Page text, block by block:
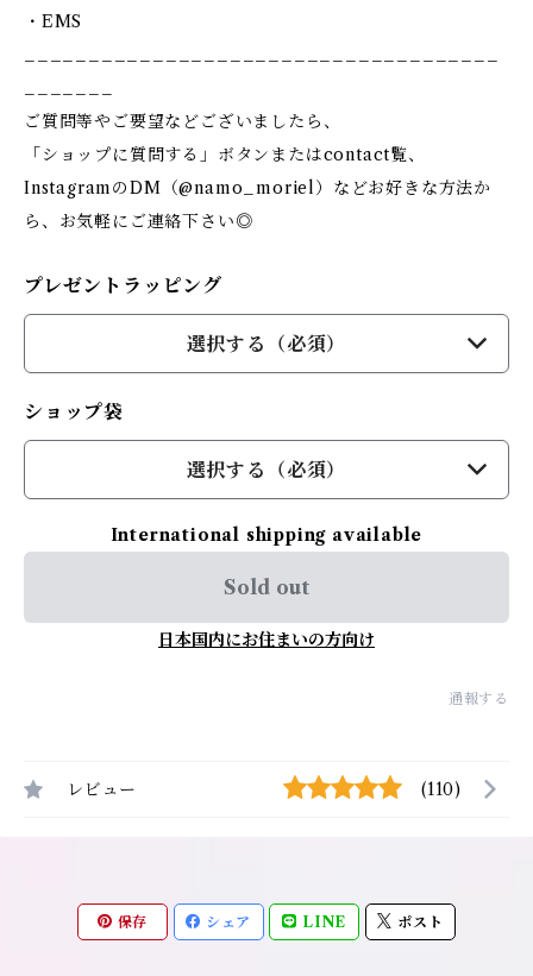
・EMS
ご質問等やご要望などございましたら、
「ショップに質問する」ボタンまたはcontact覧、
InstagramのDM（@namo_moriel）などお好きな方法か
ら、お気軽にご連絡下さい◎
プレゼントラッピング
選択する（必須）
ショップ袋
選択する（必須）
International shipping available
Sold out
日本国内にお住まいの方向け
通報する
レビュー (110)
保存 シェア LINE ポスト